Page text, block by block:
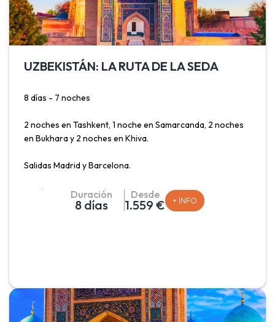
UZBEKISTÁN: LA RUTA DE LA SEDA
8 días - 7 noches
2 noches en Tashkent, 1 noche en Samarcanda, 2 noches
en Bukhara y 2 noches en Khiva.
Salidas Madrid y Barcelona.
Sumérgete en la histórica ruta de la seda con este viaje
que incluye Tashkent, la capital del país, con su
núcleo amurallado, Itchan Kala, primer sitio del país
declarado patrimonio de la Humanidad por la UNESCO.
Duración
8 días
Desde
1.559 € + INFO